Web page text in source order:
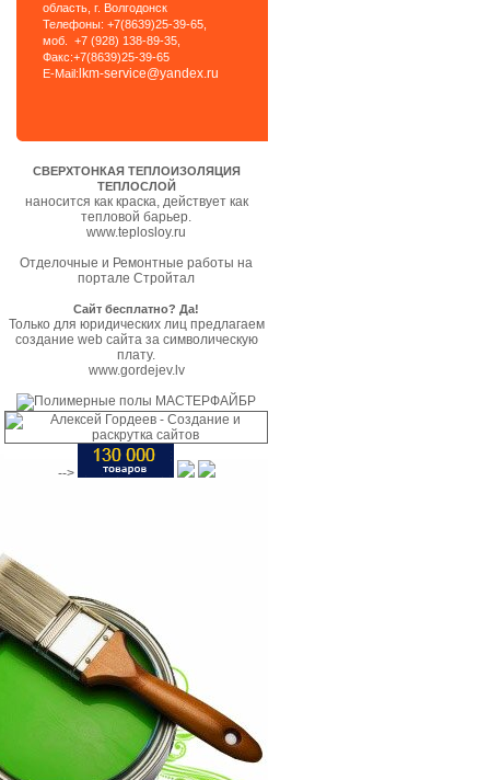
область, г. Волгодонск
Телефоны: +7(8639)25-39-65,
моб. +7 (928) 138-89-35,
Факс:+7(8639)25-39-65
E-Mail: lkm-service@yandex.ru
СВЕРХТОНКАЯ ТЕПЛОИЗОЛЯЦИЯ
ТЕПЛОСЛОЙ
наносится как краска, действует как
тепловой барьер.
www.teplosloy.ru
Отделочные и Ремонтные работы на
портале Стройтал
Сайт бесплатно? Да!
Только для юридических лиц предлагаем
создание web сайта за символическую
плату.
www.gordejev.lv
-->